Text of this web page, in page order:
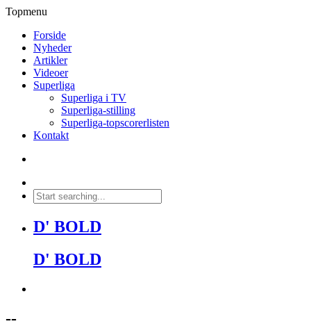
Topmenu
Forside
Nyheder
Artikler
Videoer
Superliga
Superliga i TV
Superliga-stilling
Superliga-topscorerlisten
Kontakt
D' BOLD
D' BOLD
--